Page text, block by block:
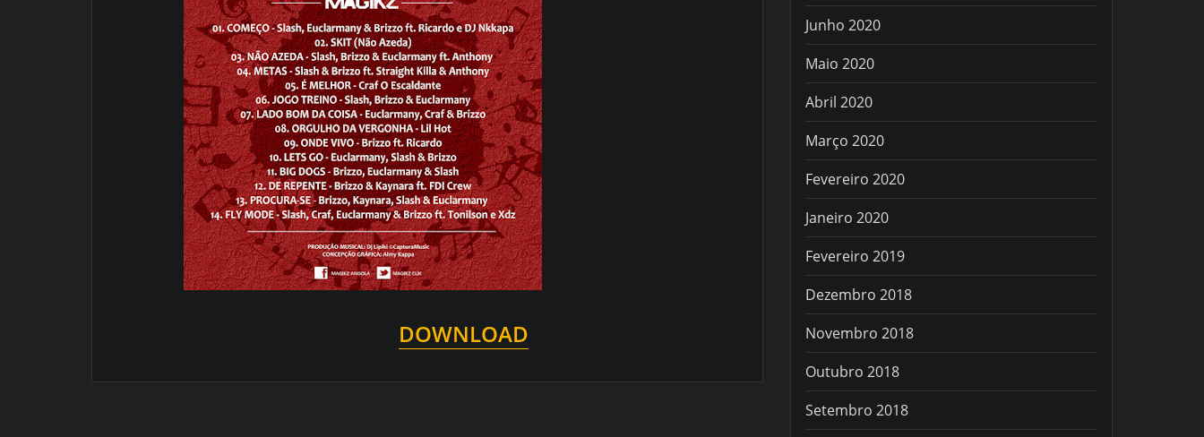
DOWNLOAD
Junho 2020
Maio 2020
Abril 2020
Março 2020
Fevereiro 2020
Janeiro 2020
Fevereiro 2019
Dezembro 2018
Novembro 2018
Outubro 2018
Setembro 2018